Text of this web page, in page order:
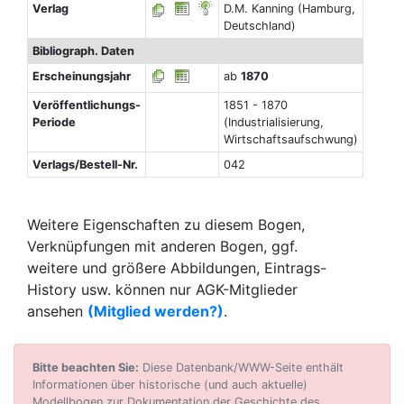
Verlag
D.M. Kanning (Hamburg,
Deutschland)
Bibliograph. Daten
Erscheinungsjahr
ab 1870
Veröffentlichungs-
Periode
1851 - 1870
(Industrialisierung,
Wirtschaftsaufschwung)
Verlags/Bestell-Nr.
042
Weitere Eigenschaften zu diesem Bogen,
Verknüpfungen mit anderen Bogen, ggf.
weitere und größere Abbildungen, Eintrags-
History usw. können nur AGK-Mitglieder
ansehen (Mitglied werden?).
Bitte beachten Sie: Diese Datenbank/WWW-Seite enthält
Informationen über historische (und auch aktuelle)